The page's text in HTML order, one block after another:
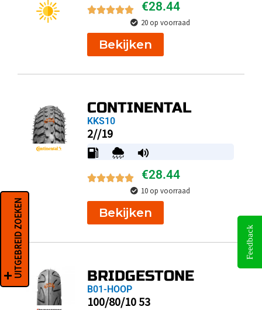
€28.44
20 op voorraad
Bekijken
CONTINENTAL
KKS10
2//19
€28.44
10 op voorraad
Bekijken
BRIDGESTONE
B01-HOOP
100/80/10 53
UITGEBREID ZOEKEN Feedback